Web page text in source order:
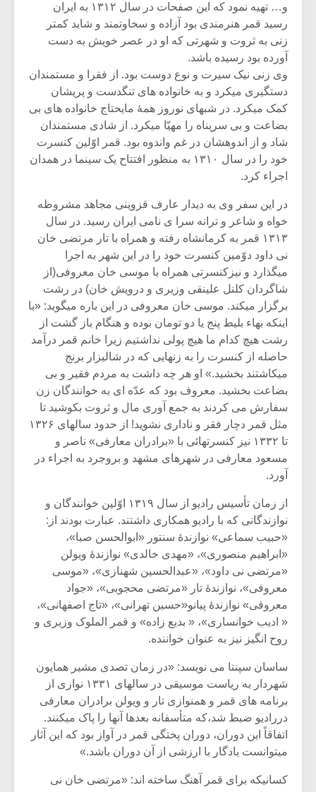
و… تهیه نمود که این صفحات در سال ۱۳۱۲ به ایران
رسید قمر هنرمندی بود آزاده و سخاوتمند و شاید کمتر
زنی به ثروت و شهرتی که او در عصر خویش به دست
آورده بود رسیده باشد.
وی زنی نیک سیرت و نوع دوست بود. از فقرا و مستمندان
دستگیری میکرد و به خانواده های تنگدست و پریشان
کمک میکرد. در شبهای نوروز همۀ مایحتاج خانواده های بی
بضاعت و بی سرپناه را مهیّا میکرد. از شادی مستمندان
شاد و از اندوهشان در غم واندوه بود. قمر اوّلین کنسرت
خود را در سال ۱۳۱۰ به منظور افتتاح یک سینما در همدان
اجراء کرد.
در این سفر وی به دیدار عارف قزوینی مجاهد مشروطه
خواه و شاعر و ترانه سرا ی نامی ایران رسید. در سال
۱۳۱۳ قمر به کرمانشاه رفته و همراه با تار مرتضی خان
نی داود دوّمین کنسرت خود را در این شهر به اجرا
میگذارد و نیزکنسرتی همراه با موسی خان معروفی(از
شاگردان کلنل علینقی وزیری و درویش خان) در رشت
برگزار میکند. موسی خان معروفی در این باره میگوید: «با
اینکه بهاء بلیط پنج یا دو تومان بوده و هنگام باز گشت از
رشت هیچ کدام ما هیچ پولی نداشتیم زیرا خانم قمر درآمد
حاصله از کنسرت را به زنهایی که در شالیزار برنج
میکاشتند بخشید.» او هر چه داشت به مردم فقیر و بی
بضاعت بخشید. معروف بود که عدّه ای به خوانندگان زن
سفارش می کردند به جمع آوری مال و ثروت بکوشید تا
مثل قمر دچار فقر و ناداری نشوید! از حدود سالهای ۱۳۲۶
تا ۱۳۳۲ نیز کنسرتهائی با «برادران معارفی» ناصر و
مسعود معارفی در شهرهای مشهد و بروجرد به اجراء در
آورد.
از زمان تأسیس رادیو از سال ۱۳۱۹ اوّلین خوانندگان و
نوازندگانی که با رادیو همکاری داشتند. عبارت بودند از:
«حبیب سماعی» نوازندۀ سنتور «ابوالحسن صبا»،
«ابراهیم منصوری»، «مهدی خالدی» نوازندۀ ویولن
«مرتضی نی داود»، «عبدالحسین شهنازی»، «موسی
معروفی»، نوازندۀ تار «مرتضی محجوبی»، «جواد
معروفی» نوازندۀ پیانو«حسین تهرانی»، «تاج اصفهانی»،
« ادیب خوانساری»، « بدیع زاده» و قمر الملوک وزیری و
روح انگیز نیز به عنوان خواننده.
ساسان سپنتا می نویسد: «در زمان تصدی مشیر همایون
شهردار به ریاست موسیقی در سالهای ۱۳۳۱ نواری از
برنامه های قمر و همنوازی تار و ویولن برادران معارفی
دررادیو ضبط شد،که متأسفانه بعدها آنها را پاک میکنند.
اتفاقاً این دوران، دوران پختگی قمر در آواز بود که این آثار
میتوانست یادگار با ارزشی از آن دوران باشد.»
کسانیکه برای قمر آهنگ ساخته اند: «مرتضی خان نی